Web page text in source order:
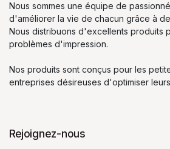
Nous sommes une équipe de
d'améliorer la vie de chacun grâce à
Nous distribuons d'excellents produits
problèmes d'impression.
Nos produits sont conçus pour les
entreprises désireuses d'optimiser
Rejoignez-nous